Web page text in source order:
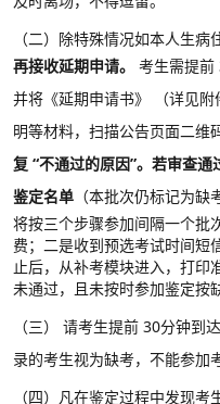
（二）除特殊情况如本人生病
再接收延期申请。
考生需提前
并将《延期申请书》
（详见附
明等材料，扫描公告页面二维
复 “不通过的原因”。若审查
鉴定名单 （本批次仍标记为
将按三个步骤参加间隔一个批
费；二是收到预选考试时间短
止后，从补考模块进入，打印
未通过，且未按时参加鉴定按
（三） 请考生提前 30分钟到
录的考生视为缺考，不能参加
（四）凡在鉴定过程中发现考